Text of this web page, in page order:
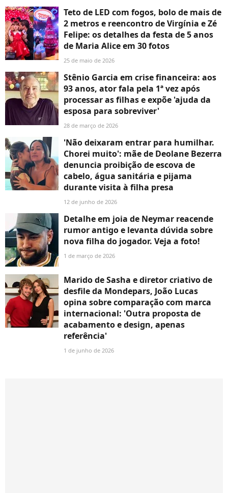
Teto de LED com fogos, bolo de mais de
2 metros e reencontro de Virgínia e Zé
Felipe: os detalhes da festa de 5 anos
de Maria Alice em 30 fotos
25 de maio de 2026
Stênio Garcia em crise financeira: aos
93 anos, ator fala pela 1ª vez após
processar as filhas e expõe 'ajuda da
esposa para sobreviver'
28 de março de 2026
'Não deixaram entrar para humilhar.
Chorei muito': mãe de Deolane Bezerra
denuncia proibição de escova de
cabelo, água sanitária e pijama
durante visita à filha presa
12 de junho de 2026
Detalhe em joia de Neymar reacende
rumor antigo e levanta dúvida sobre
nova filha do jogador. Veja a foto!
1 de março de 2026
Marido de Sasha e diretor criativo de
desfile da Mondepars, João Lucas
opina sobre comparação com marca
internacional: 'Outra proposta de
acabamento e design, apenas
referência'
1 de junho de 2026